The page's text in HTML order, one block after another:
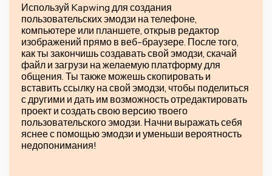
Используй Kapwing для создания
пользовательских эмодзи на телефоне,
компьютере или планшете, открыв редактор
изображений прямо в веб-браузере. После того,
как ты закончишь создавать свой эмодзи, скачай
файл и загрузи на желаемую платформу для
общения. Ты также можешь скопировать и
вставить ссылку на свой эмодзи, чтобы поделиться
с другими и дать им возможность отредактировать
проект и создать свою версию твоего
пользовательского эмодзи. Начни выражать себя
яснее с помощью эмодзи и уменьши вероятность
недопонимания!